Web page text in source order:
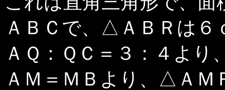
ＡＢＣで、△ＡＢＲは６
ＡＱ：ＱＣ＝３：４よ
ＡＭ＝ＭＢより、△ＡＭ